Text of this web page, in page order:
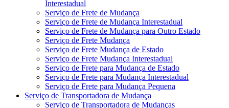
Interestadual
Serviço de Frete de Mudança
Serviço de Frete de Mudança Interestadual
Serviço de Frete de Mudança para Outro Estado
Serviço de Frete Mudança
Serviço de Frete Mudança de Estado
Serviço de Frete Mudança Interestadual
Serviço de Frete para Mudança de Estado
Serviço de Frete para Mudança Interestadual
Serviço de Frete para Mudança Pequena
Serviço de Transportadora de Mudança
Serviço de Transportadora de Mudanças